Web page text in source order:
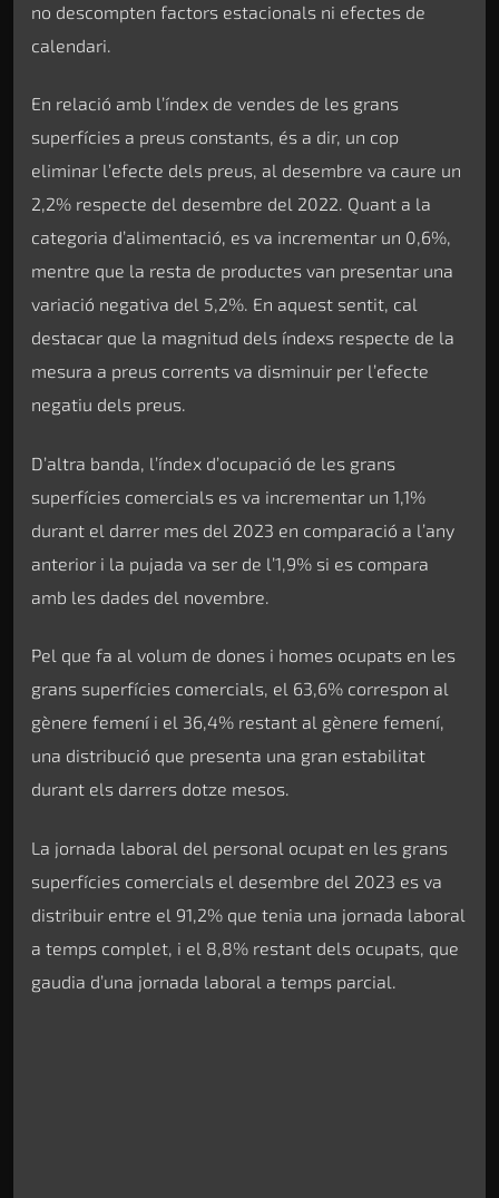
no descompten factors estacionals ni efectes de
calendari.
En relació amb l’índex de vendes de les grans
superfícies a preus constants, és a dir, un cop
eliminar l’efecte dels preus, al desembre va caure un
2,2% respecte del desembre del 2022. Quant a la
categoria d’alimentació, es va incrementar un 0,6%,
mentre que la resta de productes van presentar una
variació negativa del 5,2%. En aquest sentit, cal
destacar que la magnitud dels índexs respecte de la
mesura a preus corrents va disminuir per l’efecte
negatiu dels preus.
D’altra banda, l’índex d’ocupació de les grans
superfícies comercials es va incrementar un 1,1%
durant el darrer mes del 2023 en comparació a l’any
anterior i la pujada va ser de l’1,9% si es compara
amb les dades del novembre.
Pel que fa al volum de dones i homes ocupats en les
grans superfícies comercials, el 63,6% correspon al
gènere femení i el 36,4% restant al gènere femení,
una distribució que presenta una gran estabilitat
durant els darrers dotze mesos.
La jornada laboral del personal ocupat en les grans
superfícies comercials el desembre del 2023 es va
distribuir entre el 91,2% que tenia una jornada laboral
a temps complet, i el 8,8% restant dels ocupats, que
gaudia d’una jornada laboral a temps parcial.